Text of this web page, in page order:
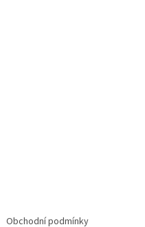
Obchodní podmínky